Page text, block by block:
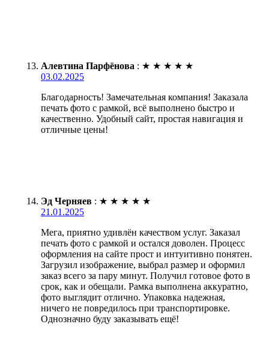
Алевтина Парфёнова : ★ ★ ★ ★ ★
03.02.2025
Благодарность! Замечательная компания! Заказала
печать фото с рамкой, всё выполнено быстро и
качественно. Удобный сайт, простая навигация и
отличные цены!
Эд Черняев : ★ ★ ★ ★ ★
21.01.2025
Мега, приятно удивлён качеством услуг. Заказал
печать фото с рамкой и остался доволен. Процесс
оформления на сайте прост и интуитивно понятен.
Загрузил изображение, выбрал размер и оформил
заказ всего за пару минут. Получил готовое фото в
срок, как и обещали. Рамка выполнена аккуратно,
фото выглядит отлично. Упаковка надежная,
ничего не повредилось при транспортировке.
Однозначно буду заказывать ещё!